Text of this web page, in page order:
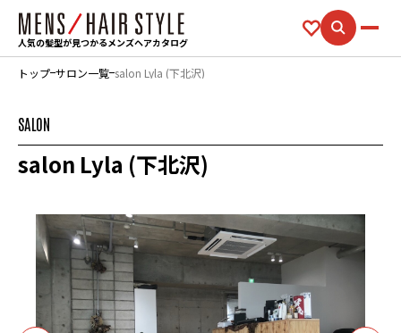
人気の髪型が見つかるメンズヘアカタログ
トップ サロン一覧 salon Lyla (下北沢)
SALON
salon Lyla (下北沢)